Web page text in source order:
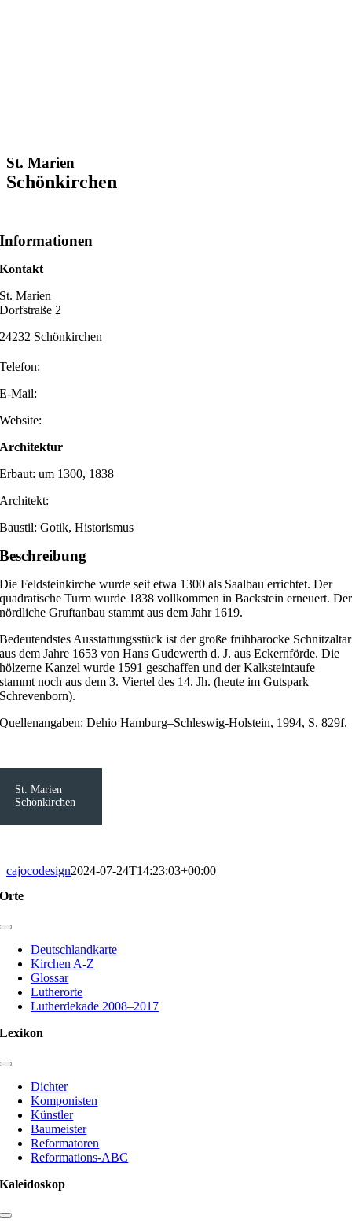
St. Marien
Schönkirchen
Informationen
Kontakt
St. Marien
Dorfstraße 2
24232 Schönkirchen
Telefon:
E-Mail:
Website:
Architektur
Erbaut: um 1300, 1838
Architekt:
Baustil: Gotik, Historismus
Beschreibung
Die Feldsteinkirche wurde seit etwa 1300 als Saalbau errichtet. Der
quadratische Turm wurde 1838 vollkommen in Backstein erneuert. Der
nördliche Gruftanbau stammt aus dem Jahr 1619.
Bedeutendstes Ausstattungsstück ist der große frühbarocke Schnitzaltar
aus dem Jahre 1653 von Hans Gudewerth d. J. aus Eckernförde. Die
hölzerne Kanzel wurde 1591 geschaffen und der Kalksteintaufe
stammt noch aus dem 3. Viertel des 14. Jh. (heute im Gutspark
Schrevenborn).
Quellenangaben: Dehio Hamburg–Schleswig-Holstein, 1994, S. 829f.
St. Marien
Schönkirchen
cajocodesign2024-07-24T14:23:03+00:00
Orte
Toggle
NavigationDeutschlandkarte
Kirchen A-Z
Glossar
Lutherorte
Lutherdekade 2008–2017
Lexikon
Toggle
Navigation
Dichter
Komponisten
Künstler
Baumeister
Reformatoren
Reformations-ABC
Kaleidoskop
Toggle